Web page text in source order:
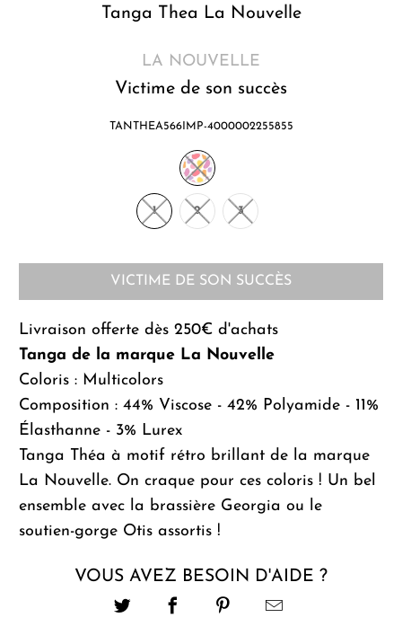
Tanga Thea La Nouvelle
LA NOUVELLE
Victime de son succès
TANTHEA566IMP-4000002255855
1 2 3
VICTIME DE SON SUCCÈS
Livraison offerte dès 250€ d'achats
Tanga de la marque La Nouvelle
Coloris : Multicolors
Composition : 44% Viscose - 42% Polyamide - 11%
Élasthanne - 3% Lurex
Tanga Théa à motif rétro brillant de la marque
La Nouvelle. On craque pour ces coloris ! Un bel
ensemble avec la brassière Georgia ou le
soutien-gorge Otis assortis !
VOUS AVEZ BESOIN D'AIDE ?